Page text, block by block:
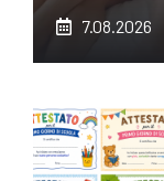
7.08.2026